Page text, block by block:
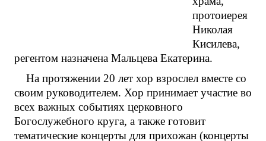
протоиерея
Николая
Кисилева,
регентом назначена Мальцева Екатерина.
На протяжении 20 лет хор взрослел вместе со
своим руководителем. Хор принимает участие во
всех важных событиях церковного
Богослужебного круга, а также готовит
тематические концерты для прихожан (концерты